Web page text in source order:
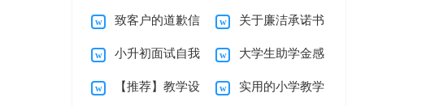
感谢信三篇 教学总结汇编十篇
致客户的道歉信 关于廉洁承诺书
汇编九篇
小升初面试自我
介绍
大学生助学金感
谢信15篇
【推荐】教学设 实用的小学教学